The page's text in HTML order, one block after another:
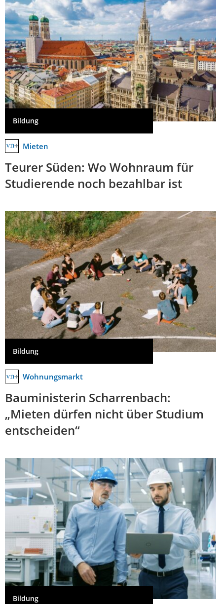
Bildung
Mieten
Teurer Süden: Wo Wohnraum für
Studierende noch bezahlbar ist
Bildung
Wohnungsmarkt
Bauministerin Scharrenbach:
„Mieten dürfen nicht über Studium
entscheiden“
Bildung